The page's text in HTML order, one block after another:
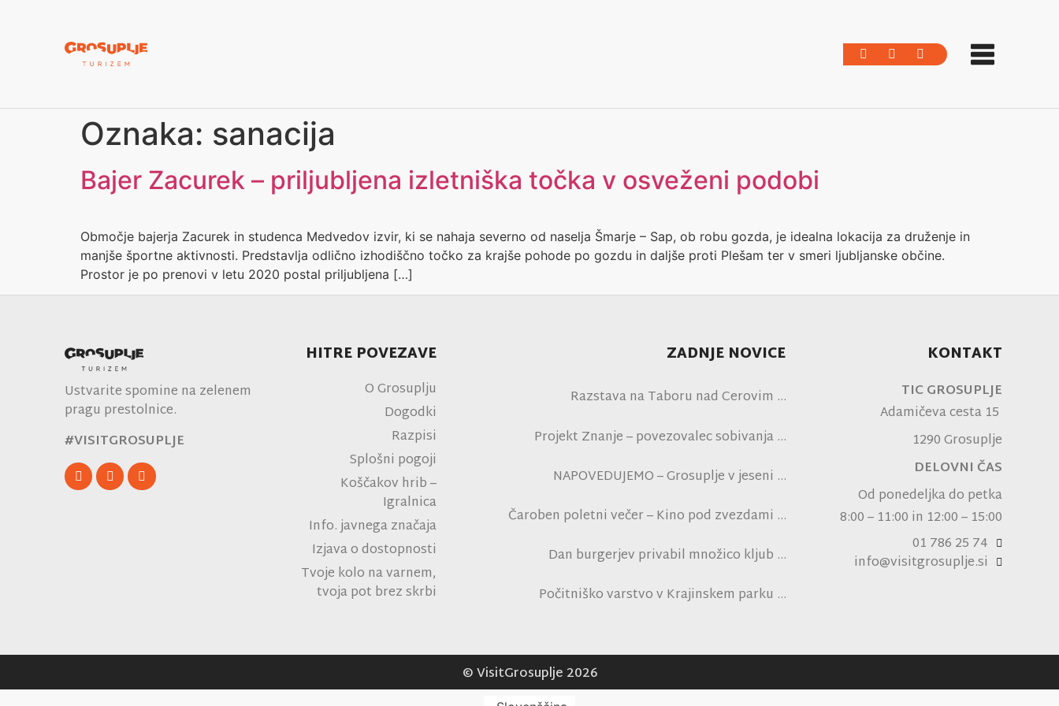
Oznaka: sanacija
Bajer Zacurek – priljubljena izletniška točka v osveženi podobi
Območje bajerja Zacurek in studenca Medvedov izvir, ki se nahaja severno od naselja Šmarje – Sap, ob robu gozda, je idealna lokacija za druženje in
manjše športne aktivnosti. Predstavlja odlično izhodiščno točko za krajše pohode po gozdu in daljše proti Plešam ter v smeri ljubljanske občine.
Prostor je po prenovi v letu 2020 postal priljubljena […]
Ustvarite spomine na zelenem
pragu prestolnice.
#VISITGROSUPLJE
HITRE POVEZAVE
O Grosuplju
Dogodki
Razpisi
Splošni pogoji
Koščakov hrib –
Igralnica
Info. javnega značaja
Izjava o dostopnosti
Tvoje kolo na varnem,
tvoja pot brez skrbi
ZADNJE NOVICE
Razstava na Taboru nad Cerovim
Projekt Znanje – povezovalec sobivanja
NAPOVEDUJEMO – Grosuplje v jeseni
Čaroben poletni večer – Kino pod zvezdami
Dan burgerjev privabil množico kljub
Počitniško varstvo v Krajinskem parku
KONTAKT
TIC GROSUPLJE
Adamičeva cesta 15
1290 Grosuplje
DELOVNI ČAS
Od ponedeljka do petka
8:00 – 11:00 in 12:00 – 15:00
01 786 25 74
info@visitgrosuplje.si
© VisitGrosuplje 2026